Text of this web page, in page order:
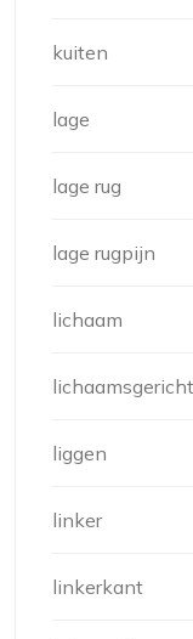
kuiten
lage
lage rug
lage rugpijn
lichaam
liggen
linker
linkerkant